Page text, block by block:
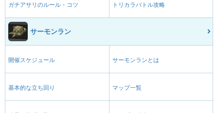
ガチアサリのルール・コツ トリカラバトル攻略
サーモンラン
開催スケジュール サーモンランとは
基本的な立ち回り マップ一覧